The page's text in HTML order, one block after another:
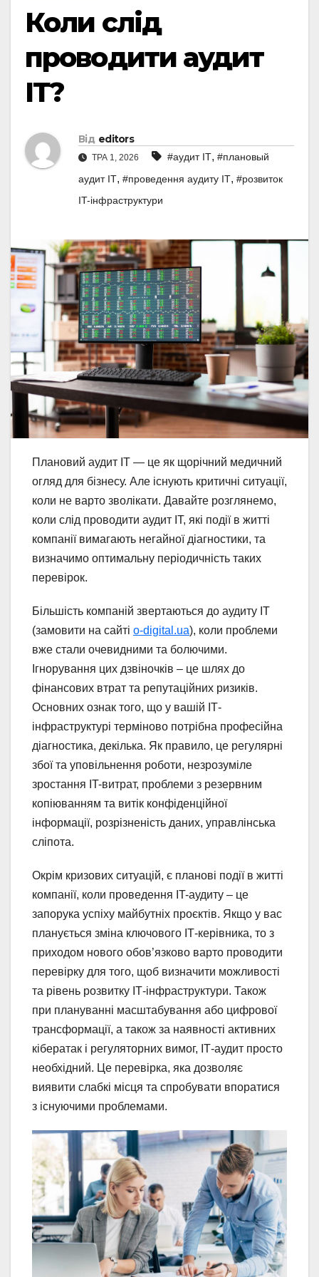
Коли слід
проводити аудит
ІТ?
Від editors
ТРА 1, 2026 #аудит IT, #плановый
аудит IT, #проведення аудиту IT, #розвиток
IT-інфраструктури
Плановий аудит ІТ — це як щорічний медичний
огляд для бізнесу. Але існують критичні ситуації,
коли не варто зволікати. Давайте розглянемо,
коли слід проводити аудит ІТ, які події в житті
компанії вимагають негайної діагностики, та
визначимо оптимальну періодичність таких
перевірок.
Більшість компаній звертаються до аудиту ІТ
(замовити на сайті o-digital.ua), коли проблеми
вже стали очевидними та болючими.
Ігнорування цих дзвіночків – це шлях до
фінансових втрат та репутаційних ризиків.
Основних ознак того, що у вашій ІТ-
інфраструктурі терміново потрібна професійна
діагностика, декілька. Як правило, це регулярні
збої та уповільнення роботи, незрозуміле
зростання IT-витрат, проблеми з резервним
копіюванням та витік конфіденційної
інформації, розрізненість даних, управлінська
сліпота.
Окрім кризових ситуацій, є планові події в житті
компанії, коли проведення IT-аудиту – це
запорука успіху майбутніх проєктів. Якщо у вас
планується зміна ключового ІТ-керівника, то з
приходом нового обов’язково варто проводити
перевірку для того, щоб визначити можливості
та рівень розвитку ІТ-інфраструктури. Також
при плануванні масштабування або цифрової
трансформації, а також за наявності активних
кібератак і регуляторних вимог, ІТ-аудит просто
необхідний. Це перевірка, яка дозволяє
виявити слабкі місця та спробувати впоратися
з існуючими проблемами.